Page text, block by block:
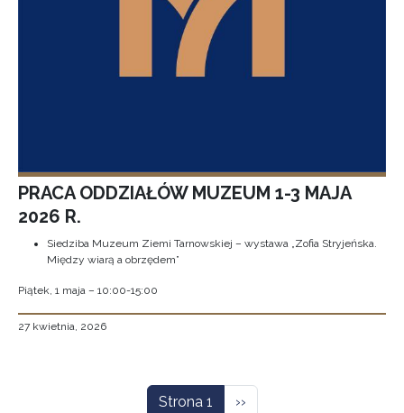
PRACA ODDZIAŁÓW MUZEUM 1-3 MAJA
2026 R.
Siedziba Muzeum Ziemi Tarnowskiej – wystawa „Zofia Stryjeńska.
Między wiarą a obrzędem”
Piątek, 1 maja – 10:00-15:00
27 kwietnia, 2026
Strona 1 Następna strona
››